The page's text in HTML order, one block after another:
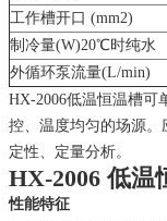
工作槽开口 (mm2)
制冷量(W)20℃时纯水
外循环泵流量(L/min)
HX-2006低温恒温槽可
控、温度均匀的场源
定性、定量分析。
HX-2006 低温
性能特征